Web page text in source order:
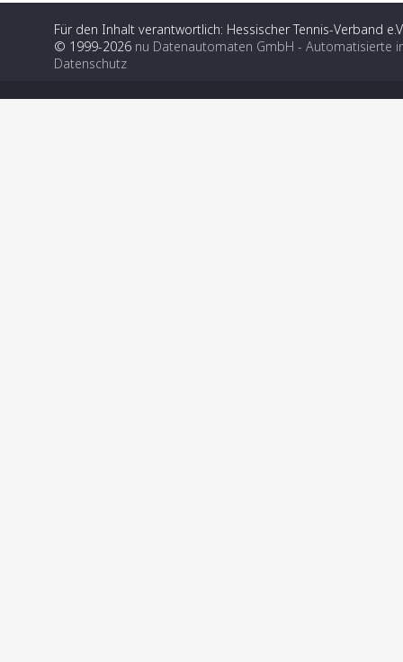
Für den Inhalt verantwortlich: Hessischer Tennis-Verband
© 1999-2026 nu Datenautomaten GmbH - Automatisierte
Datenschutz